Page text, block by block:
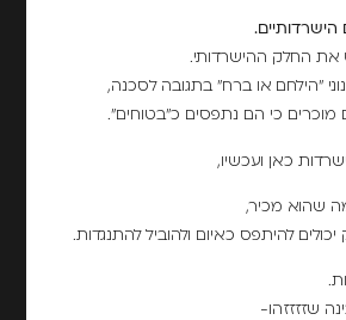
הישרדותיים.
את החלק ההישרדותי.
"הילחם או ברח" בתגובה לסכנה,
מוכרים כי הם נתפסים כ"בטוחים".
כאן ועכשיו,
שהוא מכיר,
יכולים להיתפס כאיום ולהוביל להתנגדות.
שזזזזהו-